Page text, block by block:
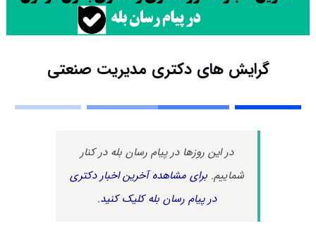
گرایش های دکتری ﻣﺪﻳﺮﻳﺖ صنعتی
در این روزها در پیام رسان بله در کنار
شماییم.برای مشاهده آخرین اخبار دکتری
در پیام رسان بله کلیک کنید.